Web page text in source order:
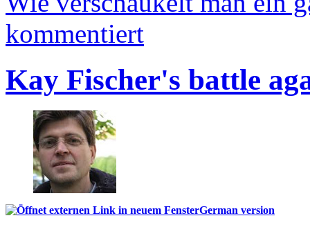
kommentiert
Kay Fischer's battle
German version